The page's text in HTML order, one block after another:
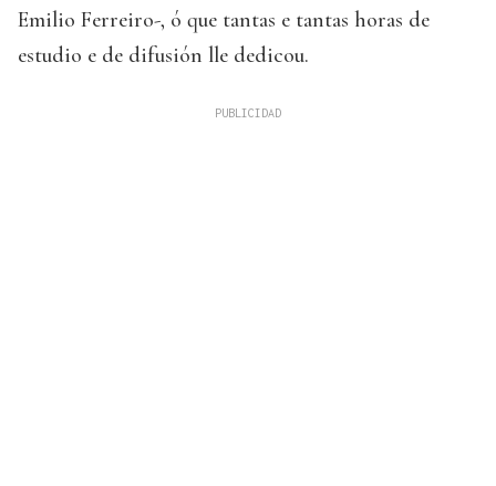
Emilio Ferreiro-, ó que tantas e tantas horas de
estudio e de difusión lle dedicou.